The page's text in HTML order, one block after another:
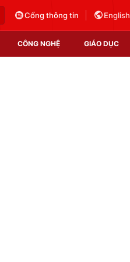
Cổng thông tin English
CÔNG NGHỆ GIÁO DỤC